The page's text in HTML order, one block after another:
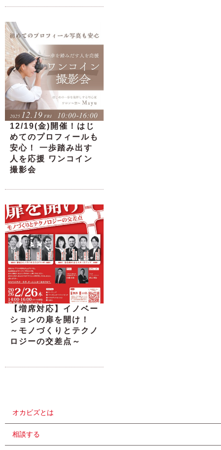
12/19(金)開催！はじ
めてのプロフィールも
安心！ 一歩踏み出す
人を応援 ワンコイン
撮影会
【増席対応】イノベー
ションの扉を開け！
～モノづくりとテクノ
ロジーの交差点～
オカビズとは
相談する